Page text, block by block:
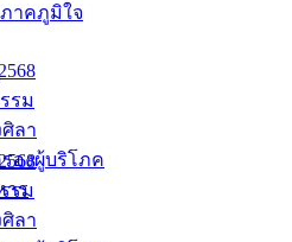
รม
ลา
องผู้บริโภค
าร
าคภูมิใจ
รม
ศิลา
ศ.2542-และแก้ไขเพิ่มเติม-ฉ.2-
รจัดซื้อจัดจ้างและการบริหาร
ษีที่ดินและสิ่งปลูกสร้าง พ.ศ.
งมหาดไทยว่าด้วยการจัดทำและ
บอำเภอและตำบล พ.ศ. 2562